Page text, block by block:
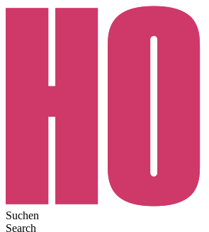
Suchen
Search